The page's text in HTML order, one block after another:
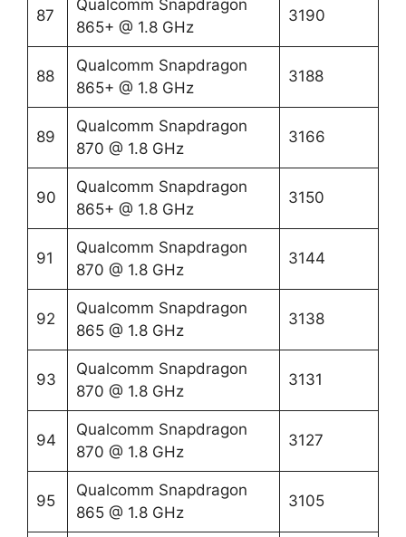
87
Qualcomm Snapdragon
865+ @ 1.8 GHz
3190
88
Qualcomm Snapdragon
865+ @ 1.8 GHz
3188
89
Qualcomm Snapdragon
870 @ 1.8 GHz
3166
90
Qualcomm Snapdragon
865+ @ 1.8 GHz
3150
91
Qualcomm Snapdragon
870 @ 1.8 GHz
3144
92
Qualcomm Snapdragon
865 @ 1.8 GHz
3138
93
Qualcomm Snapdragon
870 @ 1.8 GHz
3131
94
Qualcomm Snapdragon
870 @ 1.8 GHz
3127
95
Qualcomm Snapdragon
865 @ 1.8 GHz
3105